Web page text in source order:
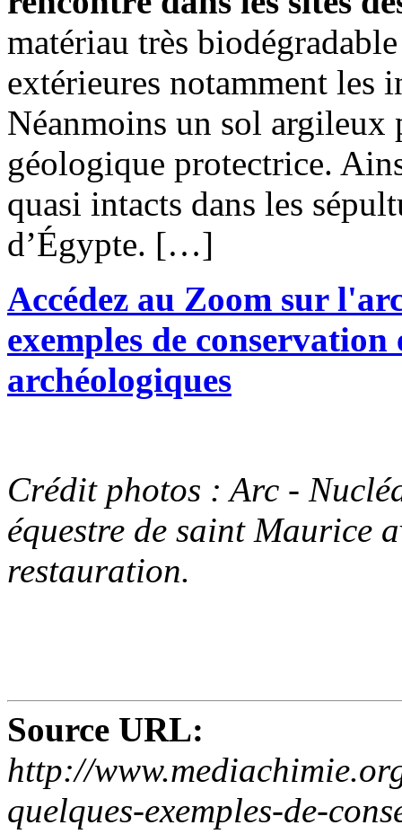
matériau très
extérieures notamment les
Néanmoins un sol argileux
géologique protectrice.
quasi intacts dans les
d’Égypte. […]
Accédez au Zoom sur
exemples de
archéologiques
Crédit photos : Arc -
équestre de saint Maurice
restauration.
Source URL:
http://
quelques-exemples-de-